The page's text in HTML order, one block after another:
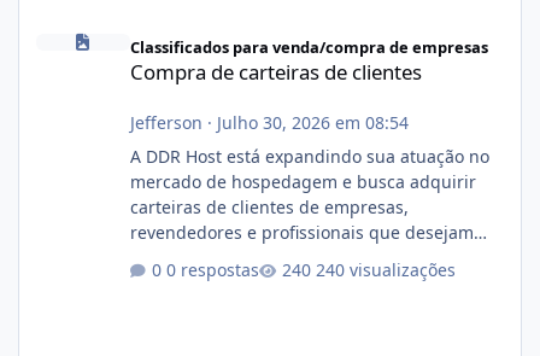
Compra de carteiras de clientes
Classificados para venda/compra de empresas
Compra de carteiras de clientes
Jefferson · Julho 30, 2026 em 08:54
A DDR Host está expandindo sua atuação no
mercado de hospedagem e busca adquirir
carteiras de clientes de empresas,
revendedores e profissionais que desejam
encerrar suas atividades ou reduzir sua
operação. Se você possui clientes ativos de
0 respostas 240 visualizações